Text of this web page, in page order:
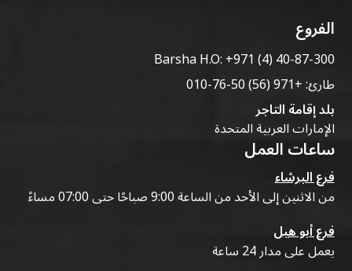
الفروع
Barsha H.O:+971 (4) 40-87-300
طارئ:+971 (56) 50-76-010
بلد إقامة التاجر
الإمارات العربية المتحدة
ساعات العمل
فرع البرشاء
من الاثنين إلى الأحد من الساعة 9:00 صباحًا حتى 07:00 مساءً
فرع أبو هيل
يعمل على مدار 24 ساعة